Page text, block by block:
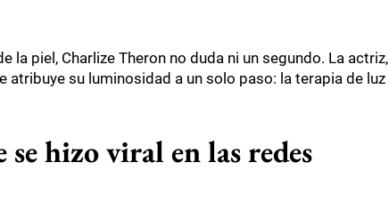
la piel, Charlize Theron no duda ni un segundo. La actriz,
su luminosidad a un solo paso: la terapia de luz
se hizo viral en las redes